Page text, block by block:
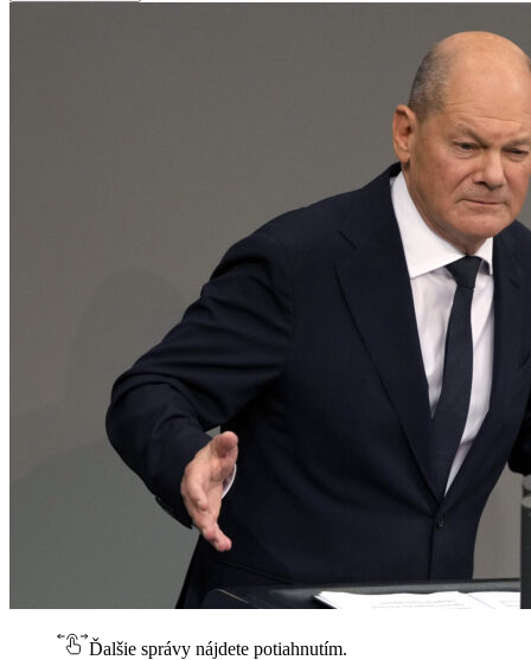
Ďalšie správy nájdete potiahnutím.